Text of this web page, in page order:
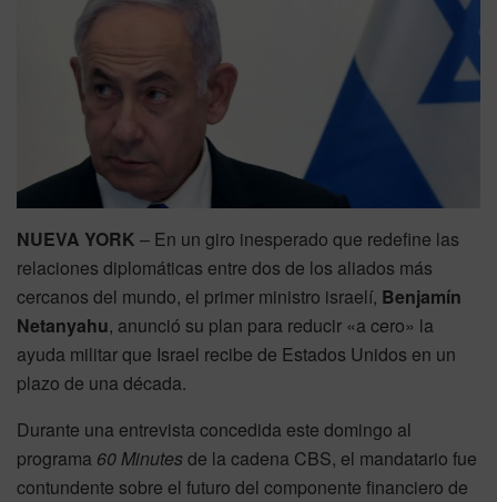
NUEVA YORK – En un giro inesperado que redefine las
relaciones diplomáticas entre dos de los aliados más
cercanos del mundo, el primer ministro israelí, Benjamín
Netanyahu, anunció su plan para reducir «a cero» la
ayuda militar que Israel recibe de Estados Unidos en un
plazo de una década.
Durante una entrevista concedida este domingo al
programa 60 Minutesde la cadena CBS, el mandatario fue
contundente sobre el futuro del componente financiero de